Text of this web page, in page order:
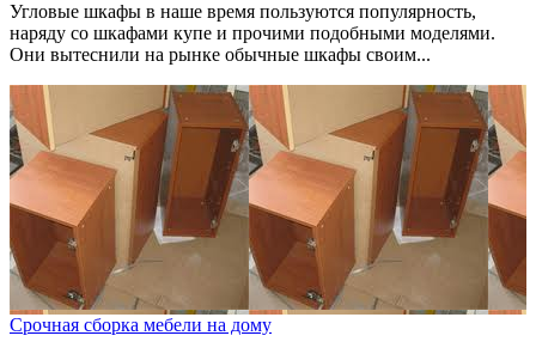
Угловые шкафы в наше время пользуются популярность,
наряду со шкафами купе и прочими подобными моделями.
Они вытеснили на рынке обычные шкафы своим...
Срочная сборка мебели на дому